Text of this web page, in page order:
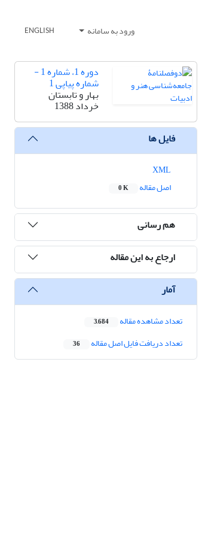
ورود به سامانه ENGLISH
دوره 1، شماره 1 -
شماره پیاپی 1
بهار و تابستان
خرداد 1388
فایل ها
اصل مقاله
0 K
هم رسانی
ارجاع به این مقاله
آمار
تعداد مشاهده مقاله 3,684
تعداد دریافت فایل اصل مقاله 36